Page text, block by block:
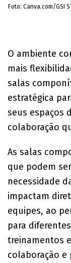
Foto: Canva.com/GSI
O ambiente
mais
salas
estratégica
seus espaços
colaboração
As salas
que podem
necessidade
impactam
equipes, ao
para
treinamentos
colaboração